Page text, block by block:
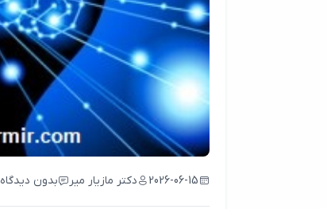
2026-06-15 دکتر مازیار میر بدون دیدگاه